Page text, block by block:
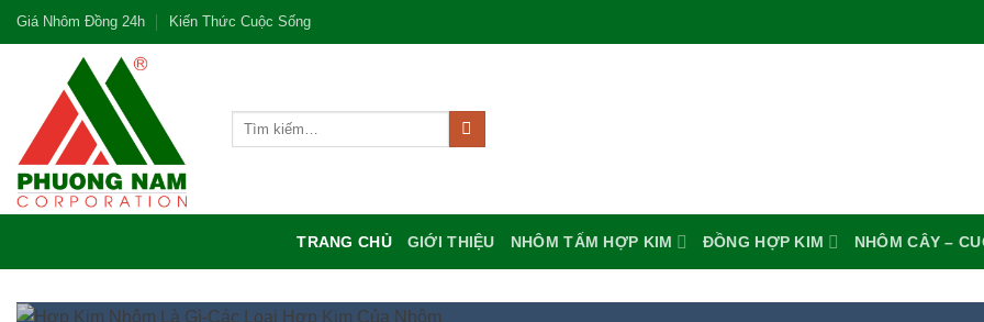
Bỏ
qua
Giá Nhôm Đồng 24h Kiến Thức Cuộc Sống
Tìm
TRANG CHỦ GIỚI THIỆU NHÔM TẤM HỢP KIM ĐỒNG HỢP KIM NHÔM CÂY –